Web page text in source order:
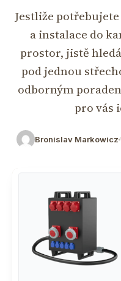
Jestliže
a instalace do
prostor, jistě
pod jednou
odborným
pro vás
Bronislav Markowicz